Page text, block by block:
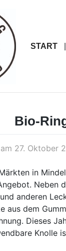
START
Bio-
27. Oktober
in
Neben
anderen
aus dem
Dieses
Knolle